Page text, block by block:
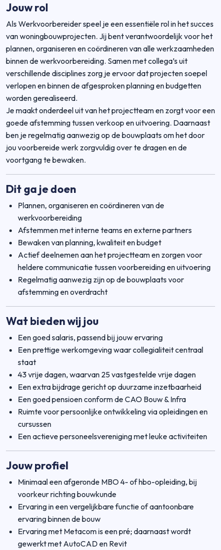
Jouw rol
Als Werkvoorbereider speel je een essentiële rol in het succes
van woningbouwprojecten. Jij bent verantwoordelijk voor het
plannen, organiseren en coördineren van alle werkzaamheden
binnen de werkvoorbereiding. Samen met collega’s uit
verschillende disciplines zorg je ervoor dat projecten soepel
verlopen en binnen de afgesproken planning en budgetten
worden gerealiseerd.
Je maakt onderdeel uit van het projectteam en zorgt voor een
goede afstemming tussen verkoop en uitvoering. Daarnaast
ben je regelmatig aanwezig op de bouwplaats om het door
jou voorbereide werk zorgvuldig over te dragen en de
voortgang te bewaken.
Dit ga je doen
Plannen, organiseren en coördineren van de
werkvoorbereiding
Afstemmen met interne teams en externe partners
Bewaken van planning, kwaliteit en budget
Actief deelnemen aan het projectteam en zorgen voor
heldere communicatie tussen voorbereiding en uitvoering
Regelmatig aanwezig zijn op de bouwplaats voor
afstemming en overdracht
Wat bieden wij jou
Een goed salaris, passend bij jouw ervaring
Een prettige werkomgeving waar collegialiteit centraal
staat
43 vrije dagen, waarvan 25 vastgestelde vrije dagen
Een extra bijdrage gericht op duurzame inzetbaarheid
Een goed pensioen conform de CAO Bouw & Infra
Ruimte voor persoonlijke ontwikkeling via opleidingen en
cursussen
Een actieve personeelsvereniging met leuke activiteiten
Jouw profiel
Minimaal een afgeronde MBO 4- of hbo-opleiding, bij
voorkeur richting bouwkunde
Ervaring in een vergelijkbare functie of aantoonbare
ervaring binnen de bouw
Ervaring met Metacom is een pré; daarnaast wordt
gewerkt met AutoCAD en Revit